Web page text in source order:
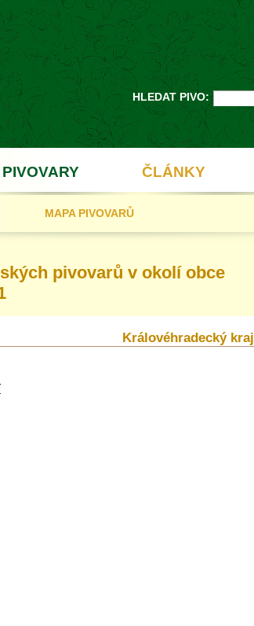
HLEDAT PIVO:
PIVOVARY
MAPA PIVOVARŮ
ČLÁNKY
pivovarů v okolí obce
Královéhradecký kraj